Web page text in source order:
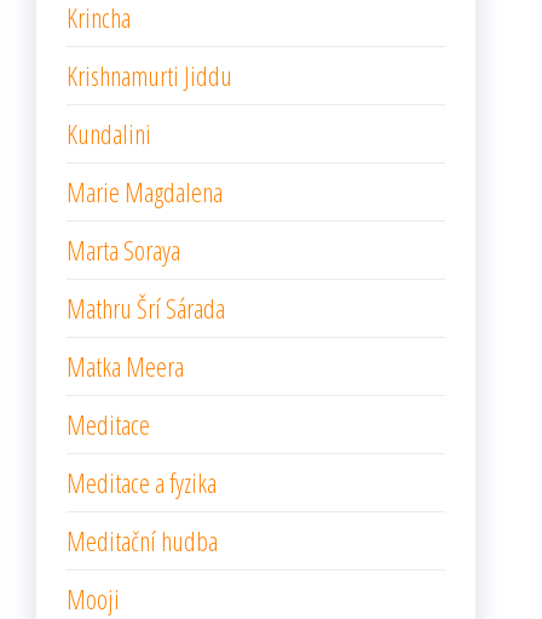
Krincha
Krishnamurti Jiddu
Kundalini
Marie Magdalena
Marta Soraya
Mathru Šrí Sárada
Matka Meera
Meditace
Meditace a fyzika
Meditační hudba
Mooji